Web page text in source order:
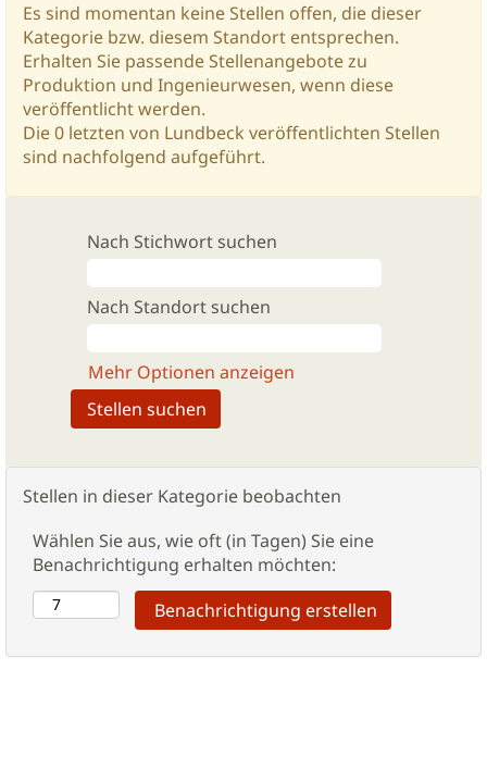
Es sind momentan keine Stellen offen, die dieser
Kategorie bzw. diesem Standort entsprechen.
Erhalten Sie passende Stellenangebote zu
Produktion und Ingenieurwesen, wenn diese
veröffentlicht werden.
Die 0 letzten von Lundbeck veröffentlichten Stellen
sind nachfolgend aufgeführt.
Nach Stichwort suchen
Nach Standort suchen
Mehr Optionen anzeigen
Stellen in dieser Kategorie beobachten
Wählen Sie aus, wie oft (in Tagen) Sie eine
Benachrichtigung erhalten möchten: